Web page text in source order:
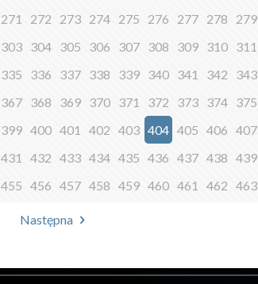
271 272 273 274 275 276 277 278 279
303 304 305 306 307 308 309 310 311
335 336 337 338 339 340 341 342 343
367 368 369 370 371 372 373 374 375
399 400 401 402 403 404 405 406 407
431 432 433 434 435 436 437 438 439
455 456 457 458 459 460 461 462 463
Następna